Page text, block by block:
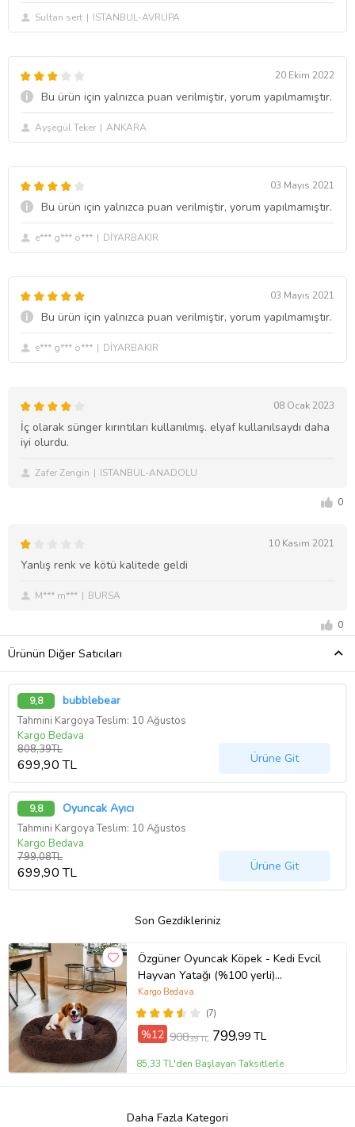
Sultan sert ISTANBUL-AVRUPA
20 Ekim 2022
Bu ürün için yalnızca puan verilmiştir, yorum yapılmamıştır.
Ayşegül Teker ANKARA
03 Mayıs 2021
Bu ürün için yalnızca puan verilmiştir, yorum yapılmamıştır.
e*** g*** ö*** DİYARBAKIR
03 Mayıs 2021
Bu ürün için yalnızca puan verilmiştir, yorum yapılmamıştır.
e*** g*** ö*** DİYARBAKIR
08 Ocak 2023
İç olarak sünger kırıntıları kullanılmış. elyaf kullanılsaydı daha
iyi olurdu.
Zafer Zengin ISTANBUL-ANADOLU
0
10 Kasım 2021
Yanlış renk ve kötü kalitede geldi
M*** m*** BURSA
0
Ürünün Diğer Satıcıları
9,8 bubblebear
Tahmini Kargoya Teslim: 10 Ağustos
Kargo Bedava
808,39TL
699,90 TL Ürüne Git
9,8 Oyuncak Ayıcı
Tahmini Kargoya Teslim: 10 Ağustos
Kargo Bedava
799,08TL
699,90 TL Ürüne Git
Son Gezdikleriniz
Özgüner Oyuncak Köpek - Kedi Evcil
Hayvan Yatağı (%100 yerli)
(Kahverengi - S beden)
(7)
Kargo Bedava
%12 908,39 TL 799,99 TL
85,33 TL'den Başlayan Taksitlerle
Daha Fazla Kategori